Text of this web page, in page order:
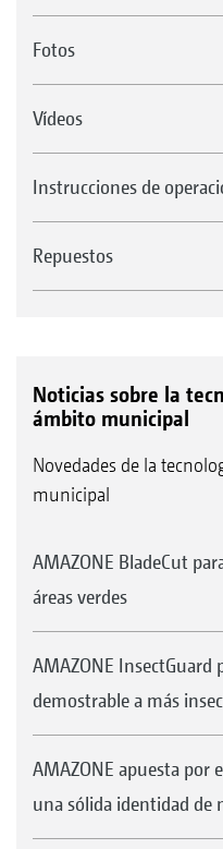
Fotos
Vídeos
Instrucciones de
Repuestos
Noticias sobre la
ámbito municipal
Novedades de la
municipal
AMAZONE BladeCut
áreas verdes
AMAZONE InsectGuard
demostrable a más
AMAZONE apuesta por
una sólida identidad de